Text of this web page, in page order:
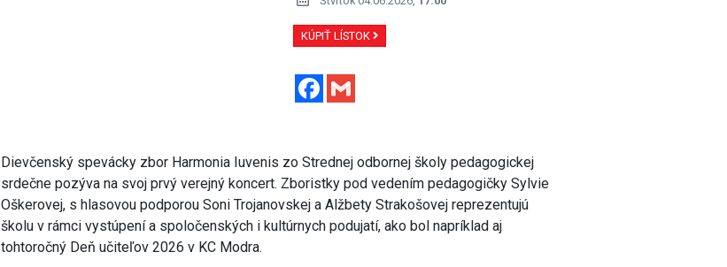
KÚPIŤ LÍSTOK
Facebook
Dievčenský spevácky zbor Harmonia Iuvenis zo Strednej odbornej školy pedagogickej
srdečne pozýva na svoj prvý verejný koncert. Zboristky pod vedením pedagogičky Sylvie
Oškerovej, s hlasovou podporou Soni Trojanovskej a Alžbety Strakošovej reprezentujú
školu v rámci vystúpení a spoločenských i kultúrnych podujatí, ako bol napríklad aj
tohtoročný Deň učiteľov 2026 v KC Modra.